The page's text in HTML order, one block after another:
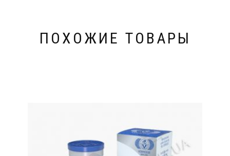
ПОХОЖИЕ ТОВАРЫ